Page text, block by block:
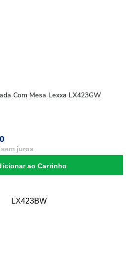
Com Mesa Lexxa LX423GW
sem juros
ao Carrinho